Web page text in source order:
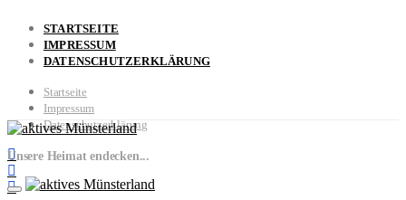
STARTSEITE
IMPRESSUM
DATENSCHUTZERKLÄRUNG
Startseite
Impressum
Datenschutzerklärung
Unsere Heimat endecken...